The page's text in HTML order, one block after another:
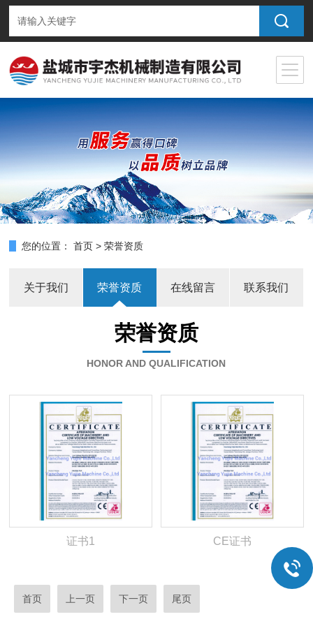
您的位置： 首页 >荣誉资质
关于我们 荣誉资质 在线留言 联系我们
荣誉资质
HONOR AND QUALIFICATION
证书1 CE证书
首页 上一页 下一页 尾页